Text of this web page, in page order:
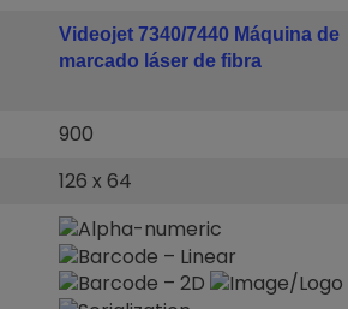
Videojet 7340/7440 Máquina de
marcado láser de fibra
900
126 x 64